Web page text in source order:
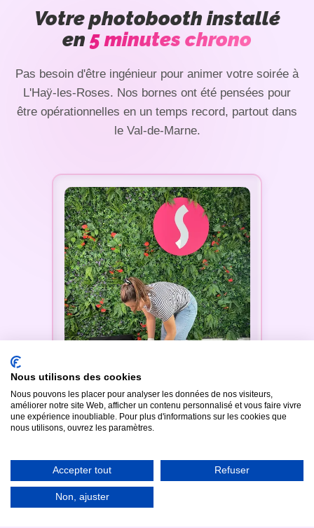
Votre photobooth installé
en 5 minutes chrono
Pas besoin d'être ingénieur pour animer votre soirée à
L'Haÿ-les-Roses. Nos bornes ont été pensées pour
être opérationnelles en un temps record, partout dans
le Val-de-Marne.
Déballez
Sortez la borne de sa valise de transport,
livrée directement chez vous.
Nous utilisons des cookies
Nous pouvons les placer pour analyser les données de nos visiteurs,
améliorer notre site Web, afficher un contenu personnalisé et vous faire vivre
une expérience inoubliable. Pour plus d'informations sur les cookies que
nous utilisons, ouvrez les paramètres.
Accepter tout Refuser
Non, ajuster